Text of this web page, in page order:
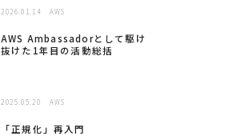
2026.01.14 AWS
AWS Ambassadorとして駆け
抜けた1年目の活動総括
2025.05.20 AWS
「正規化」再入門